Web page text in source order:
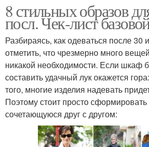
8 стильных образов
посл. Чек-лист
Разбираясь, как одеваться после 30
отметить, что чрезмерно много
никакой необходимости. Если шкаф
составить удачный лук окажется
того, многие изделия надевать
Поэтому стоит просто сформировать
сочетающуюся друг с другом: